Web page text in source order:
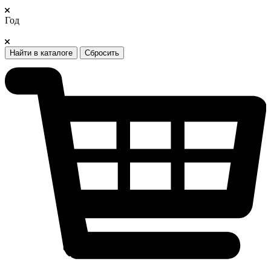
Год
Найти в каталоге Сбросить